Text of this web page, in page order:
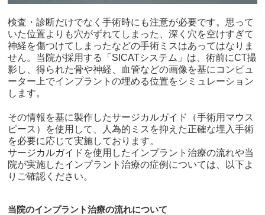
検査・診断だけでなく手術時にも注意が必要です。思って
いた位置よりも穴がずれてしまった、深く穴を空けすぎて
神経を傷つけてしまったなどの手術ミスはあってはなりま
せん。当院が採用する「SICATシステム」は、術前にCT撮
影し、得られた骨や神経、血管などの画像を基にコンピュ
ーター上でインプラントの埋める位置をシミュレーション
します。
その情報を基に製作したサージカルガイド（手術用マウス
ピース）を使用して、人為的ミスを抑えた正確な埋入手術
を必要に応じて実施しております。
サージカルガイドを使用したインプラント治療の流れや当
院が実施したインプラント治療の症例については、以下よ
りご確認ください。
当院のインプラント治療の流れについて